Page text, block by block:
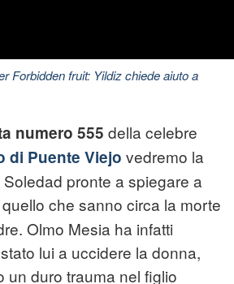
Forbidden fruit: Yildiz chiede aiuto a
numero 555 della celebre
di Puente Viejo vedremo la
pronte a spiegare a
quello che sanno circa la morte
Olmo Mesia ha infatti
lui a uccidere la donna,
un duro trauma nel figlio